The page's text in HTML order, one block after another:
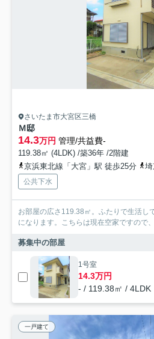
さいたま市大宮区三橋
Ｍ邸
14.3万円 管理/共益費-
119.38㎡ (4LDK) /築36年 /2階建
京浜東北線「大宮」駅 徒歩25分
公共下水
お部屋の広さ119.38㎡。ふたりで生活し
になります。こちらは現在空家ですので
募集中の部屋
1号室
14.3万円
- / 119.38㎡ / 4LDK
一戸建て